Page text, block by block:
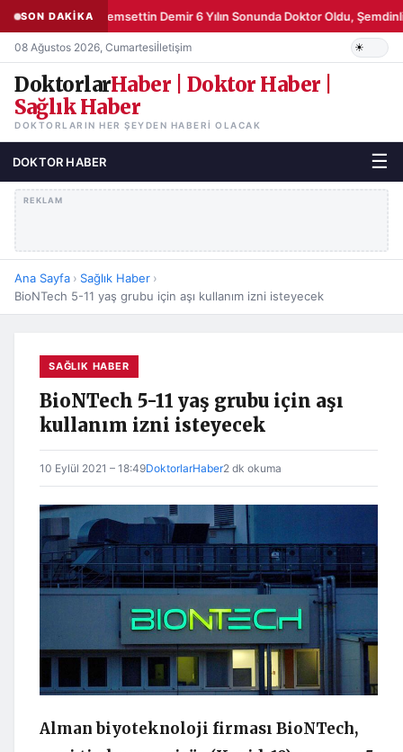
SON DAKİKA Şemsettin Demir 6 Yılın Sonunda Doktor Oldu,
08 Ağustos 2026, Cumartesiİletişim
DoktorlarHaber | Doktor Haber |
Sağlık Haber
DOKTORLARIN HER ŞEYDEN HABERI OLACAK
DOKTOR HABER ☰
REKLAM
Ana Sayfa › Sağlık Haber ›
BioNTech 5-11 yaş grubu için aşı kullanım izni isteyecek
SAĞLIK HABER
BioNTech 5-11 yaş grubu için aşı
kullanım izni isteyecek
10 Eylül 2021 – 18:49DoktorlarHaber2 dk okuma
Alman biyoteknoloji firması BioNTech,